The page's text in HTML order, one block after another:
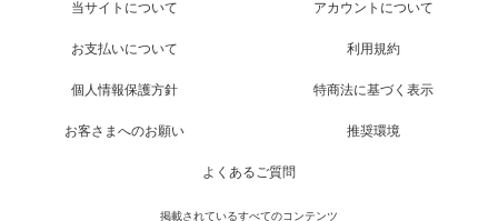
当サイトについて アカウントについて
お支払いについて 利用規約
個人情報保護方針 特商法に基づく表示
お客さまへのお願い 推奨環境
よくあるご質問
掲載されているすべてのコンテンツ